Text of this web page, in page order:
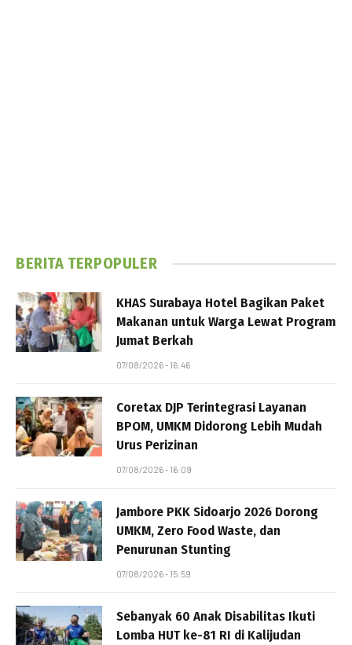
BERITA TERPOPULER
KHAS Surabaya Hotel Bagikan Paket
Makanan untuk Warga Lewat Program
Jumat Berkah
07/08/2026 - 16:46
Coretax DJP Terintegrasi Layanan
BPOM, UMKM Didorong Lebih Mudah
Urus Perizinan
07/08/2026 - 16:09
Jambore PKK Sidoarjo 2026 Dorong
UMKM, Zero Food Waste, dan
Penurunan Stunting
07/08/2026 - 15:59
Sebanyak 60 Anak Disabilitas Ikuti
Lomba HUT ke-81 RI di Kalijudan